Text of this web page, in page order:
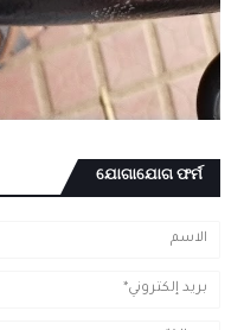
ଯୋଗାଯୋଗ ଫର୍ମ